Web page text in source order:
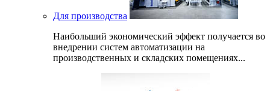
Для производства
Наибольший экономический эффект получается во
внедрении систем автоматизации на
производственных и складских помещениях...